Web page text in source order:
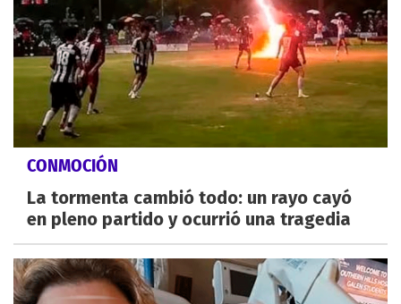
CONMOCIÓN
La tormenta cambió todo: un rayo cayó
en pleno partido y ocurrió una tragedia